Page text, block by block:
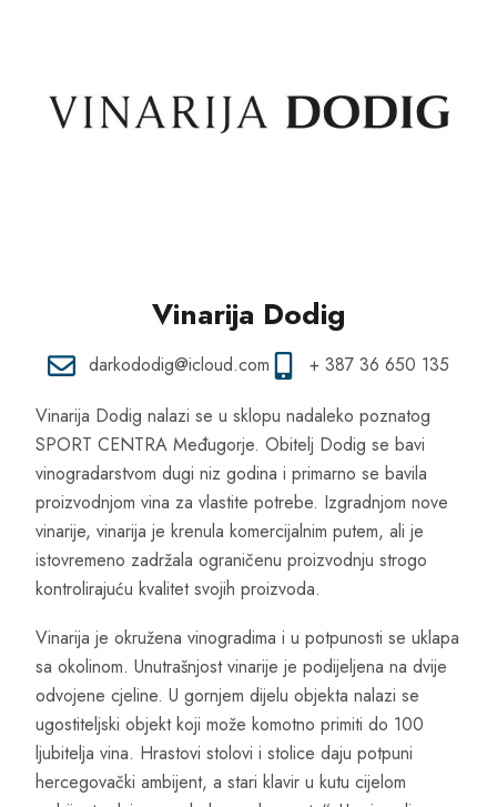
Vinarija Dodig
darkododig@icloud.com
+ 387 36 650 135
Vinarija Dodig nalazi se u sklopu nadaleko poznatog
SPORT CENTRA Međugorje. Obitelj Dodig se bavi
vinogradarstvom dugi niz godina i primarno se bavila
proizvodnjom vina za vlastite potrebe. Izgradnjom nove
vinarije, vinarija je krenula komercijalnim putem, ali je
istovremeno zadržala ograničenu proizvodnju strogo
kontrolirajuću kvalitet svojih proizvoda.
Vinarija je okružena vinogradima i u potpunosti se uklapa
sa okolinom. Unutrašnjost vinarije je podijeljena na dvije
odvojene cjeline. U gornjem dijelu objekta nalazi se
ugostiteljski objekt koji može komotno primiti do 100
ljubitelja vina. Hrastovi stolovi i stolice daju potpuni
hercegovački ambijent, a stari klavir u kutu cijelom